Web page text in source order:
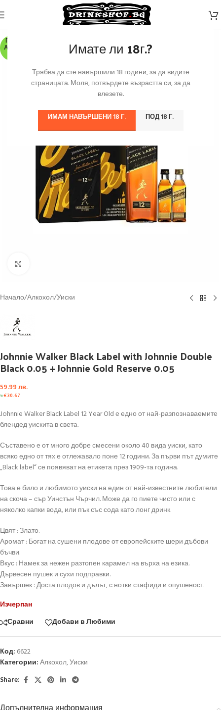
Имате ли 18г.?
Трябва да сте навършили 18 години, за да видите
страницата. Моля, потвърдете възрастта си, за да
влезете.
ИМАМ НАВЪРШЕНИ 18 Г. ПОД 18 Г.
ПО З
АЯВК
Начало/Алкохол/Уиски
Johnnie Walker Black Label with Johnnie Double
Black 0.05 + Johnnie Gold Reserve 0.05
59.99 лв.
≈€30.67
Johnnie Walker Black Label 12 Year Old е едно от най-разпознаваемите
блендед уискита в света.
Съставено е от много добре смесени около 40 вида уиски, като
всяко едно от тях е отлежавало поне 12 години. За първи път думите
„Black label“ се появяват на етикета през 1909-та година.
Това е било и любимото уиски на един от най-известните любители
на скоча – сър Уинстън Чърчил. Може да го пиете чисто или с
няколко капки вода, или пък със сода като лонг дринк.
Цвят : Злато.
Аромат : Богат на сушени плодове от европейските шери дъбови
бъчви.
Вкус : Намек за нежен разтопен карамел на върха на езика.
Дървесен пушек и сухи подправки.
Завършек : Доста плодов и дълъг, с нотки стафиди и опушеност.
Изчерпан
Сравни
Добави в Любими
Код: 6622
Категории:Алкохол,Уиски
Share: